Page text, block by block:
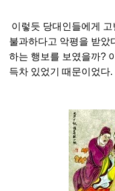
이렇듯 당대인들에게
불과하다고 악평을 받았
하는 행보를 보였을까?
득차 있었기 때문이었다.